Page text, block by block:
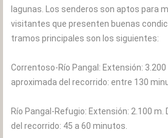
lagunas. Los senderos son aptos para
visitantes que presenten buenas
tramos principales son los siguientes:
Correntoso-Río Pangal: Extensión: 3.200
aproximada del recorrido: entre 130
Río Pangal-Refugio: Extensión: 2.100
del recorrido: 45 a 60 minutos.